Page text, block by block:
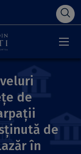
de
de
în